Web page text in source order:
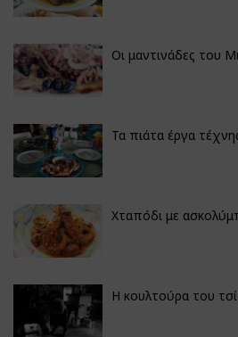
Οι μαντινάδες του
Τα πιάτα έργα
Χταπόδι με
Η κουλτούρα του